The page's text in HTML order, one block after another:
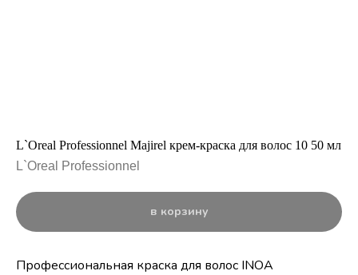
L`Oreal Professionnel Majirel крем-краска для волос 10 50 мл
L`Oreal Professionnel
в корзину
Профессиональная краска для волос INOA